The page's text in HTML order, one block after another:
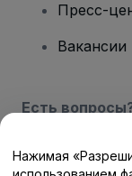
Пресс-
Вакансии
Есть
Центр
Нажимая